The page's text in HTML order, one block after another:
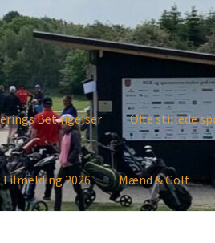
Betingelser Ofte stillede
Tilmelding 2026 Mænd & Golf